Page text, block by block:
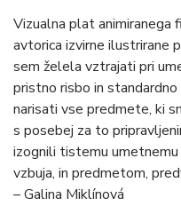
Vizualna plat animiranega
avtorica izvirne ilustrirane
sem želela vztrajati pri
pristno risbo in
narisati vse predmete, ki
s posebej za to
izognili tistemu
vzbuja, in predmetom,
– Galina Miklínová